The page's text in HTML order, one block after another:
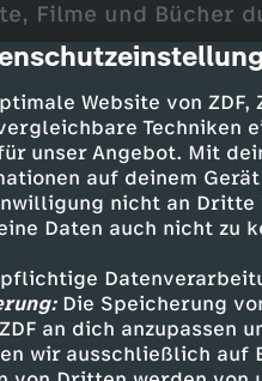
description
Website von
Techniken
unser Angebot. Mit
auf deinem
nicht an
Daten auch nicht zu
Die Speicherung
an dich anzupassen
wir ausschließlich auf
Filme und Bücher